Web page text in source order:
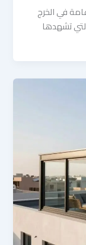
عامة في الخرج
تشهدها